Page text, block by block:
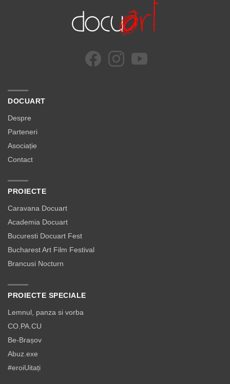
DOCUART
Despre
Parteneri
Asociație
Contact
PROIECTE
Caravana Docuart
Academia Docuart
Bucuresti Docuart Fest
Bucharest Art Film Festival
Brancusi Nocturn
PROIECTE SPECIALE
Lemnul, panza si vorba
CO.PA.CU
Be-Brașov
Abuz.exe
#eroiUitați